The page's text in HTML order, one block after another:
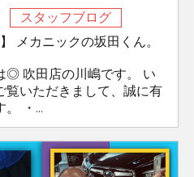
スタッフブログ
メカニックの坂田くん。
◎ 吹田店の川嶋です。 い
覧いただきまして、誠に有
・...